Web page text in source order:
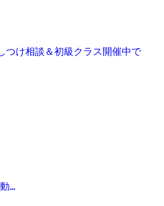
つけ相談＆初級クラス開催中で
…